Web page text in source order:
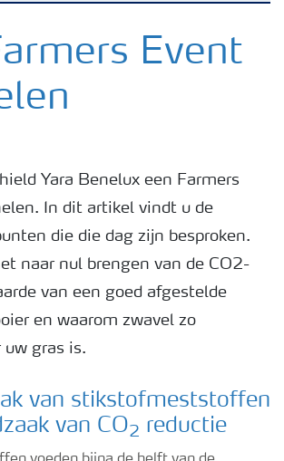
Event
Yara Benelux een Farmers
In dit artikel vindt u de
die die dag zijn besproken.
naar nul brengen van de CO2-
van een goed afgestelde
en waarom zwavel zo
uw gras is.
van stikstofmeststoffen
van CO2 reductie